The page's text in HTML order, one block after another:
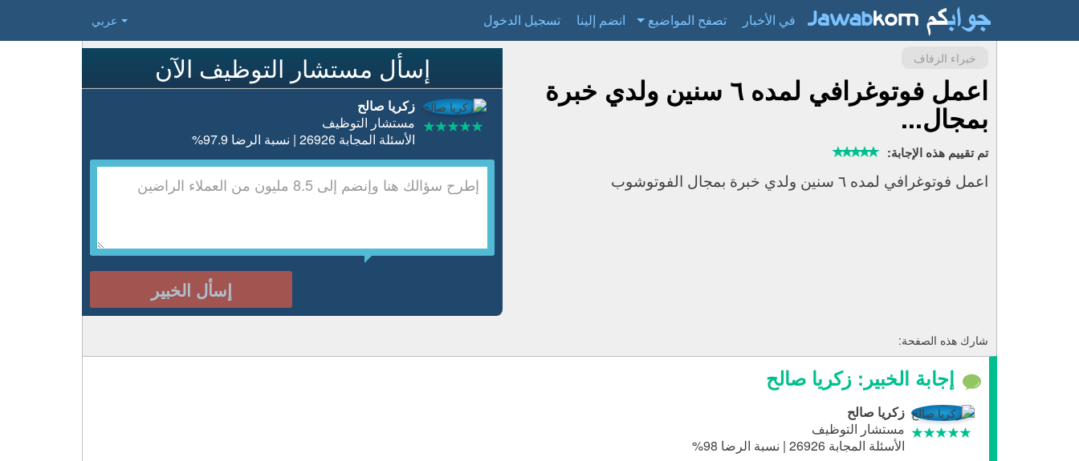
عربي في الأخبار تصفح المواضيع انضم إلينا تسجيل الدخول
إسأل مستشار التوظيف الآن
زكريا صالح
مستشار التوظيف
الأسئلة المجابة 26926 | نسبة الرضا 97.9%
إسأل الخبير
خبراء الزفاف
اعمل فوتوغرافي لمده ٦ سنين ولدي خبرة
بمجال...
تم تقييم هذه الإجابة:
اعمل فوتوغرافي لمده ٦ سنين ولدي خبرة بمجال الفوتوشوب
شارك هذه الصفحة:
إجابة الخبير: زكريا صالح
زكريا صالح
مستشار التوظيف
الأسئلة المجابة 26926 | نسبة الرضا 98%